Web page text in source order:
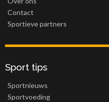
Contact
Sportieve partners
Sport tips
Sportnieuws
Sportvoeding